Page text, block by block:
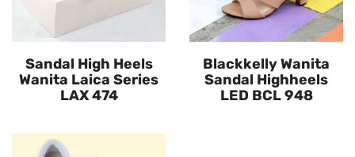
Sandal High Heels
Wanita Laica Series
LAX 474
Blackkelly Wanita
Sandal Highheels
LED BCL 948